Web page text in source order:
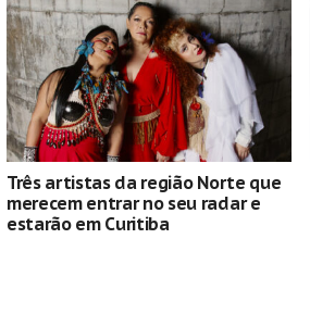
Três artistas da região Norte que
merecem entrar no seu radar e
estarão em Curitiba